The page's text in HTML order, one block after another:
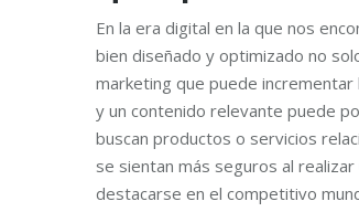
En la era digital en la que nos
bien diseñado y optimizado no
marketing que puede
y un contenido relevante puede
buscan productos o servicios
se sientan más seguros al
destacarse en el competitivo